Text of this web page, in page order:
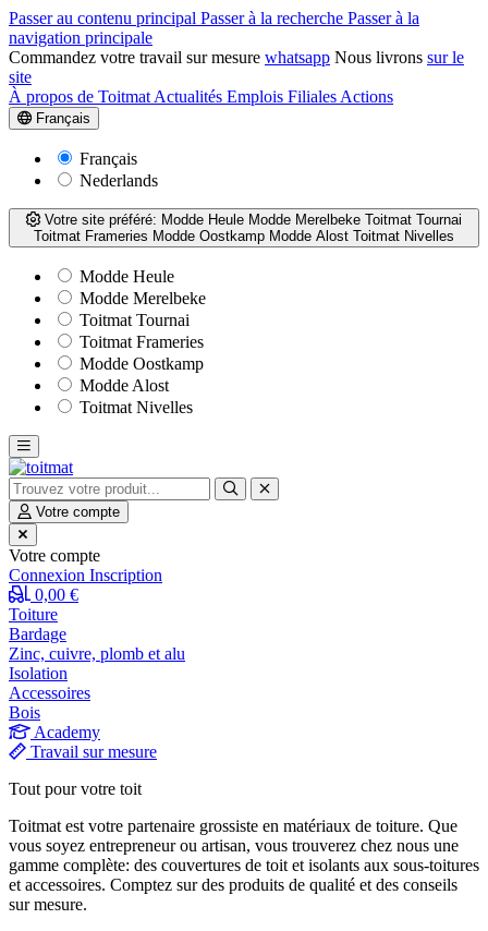
Passer au contenu principal Passer à la recherche Passer à la
navigation principale
Commandez votre travail sur mesure whatsapp Nous livrons sur le
site
À propos de Toitmat Actualités Emplois Filiales Actions
Français
Français
Nederlands
Votre site préféré: Modde Heule Modde Merelbeke Toitmat Tournai
Toitmat Frameries Modde Oostkamp Modde Alost Toitmat Nivelles
Modde Heule
Modde Merelbeke
Toitmat Tournai
Toitmat Frameries
Modde Oostkamp
Modde Alost
Toitmat Nivelles
Votre compte
Votre compte
Connexion Inscription
0,00 €
Toiture
Bardage
Zinc, cuivre, plomb et alu
Isolation
Accessoires
Bois
Academy
Travail sur mesure
Tout pour votre toit
Toitmat est votre partenaire grossiste en matériaux de toiture. Que
vous soyez entrepreneur ou artisan, vous trouverez chez nous une
gamme complète: des couvertures de toit et isolants aux sous-toitures
et accessoires. Comptez sur des produits de qualité et des conseils
sur mesure.